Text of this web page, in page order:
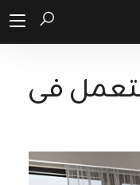
فى